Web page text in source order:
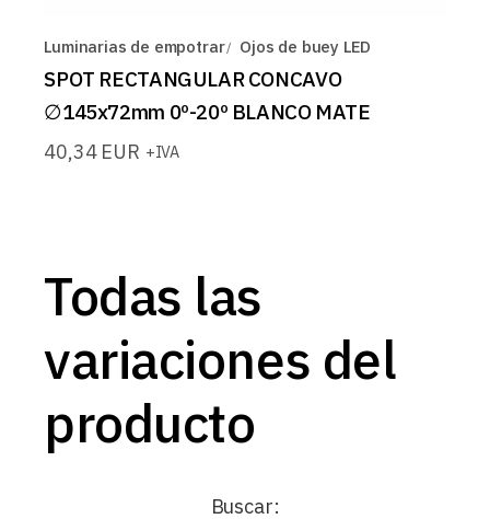
Luminarias de empotrar Ojos de buey LED
SPOT RECTANGULAR CONCAVO
∅145x72mm 0º-20º BLANCO MATE
40,34 EUR +IVA
Todas las
variaciones del
producto
Buscar: